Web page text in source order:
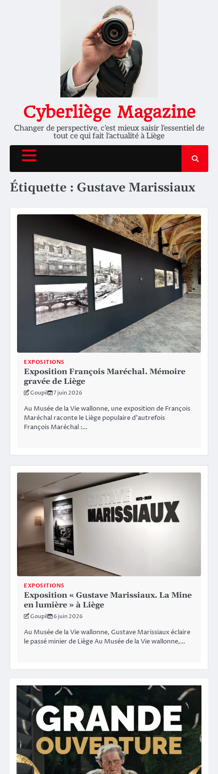
Cyberliège Magazine
Changer de perspective, c'est mieux saisir l'essentiel de
tout ce qui fait l'actualité à Liège
Étiquette : Gustave Marissiaux
EXPOSITIONS
Exposition François Maréchal. Mémoire
gravée de Liège
Goupil 7 juin 2026
Au Musée de la Vie wallonne, une exposition de François
Maréchal raconte le Liège populaire d’autrefois
François Maréchal :…
EXPOSITIONS
Exposition « Gustave Marissiaux. La Mine
en lumière » à Liège
Goupil 6 juin 2026
Au Musée de la Vie wallonne, Gustave Marissiaux éclaire
le passé minier de Liège Au Musée de la Vie wallonne,…